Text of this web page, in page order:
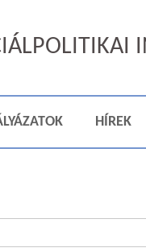
HÍREK